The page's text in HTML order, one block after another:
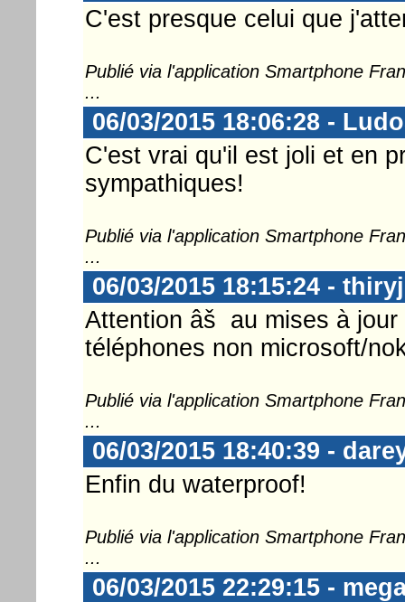
C'est presque celui que
Publié via l'application Smartphone
...
06/03/2015 18:06:28 -
C'est vrai qu'il est joli et en
sympathiques!
Publié via l'application Smartphone
...
06/03/2015 18:15:24 -
Attention âš au mises à
téléphones non microsoft/
Publié via l'application Smartphone
...
06/03/2015 18:40:39 -
Enfin du waterproof!
Publié via l'application Smartphone
...
06/03/2015 22:29:15 -